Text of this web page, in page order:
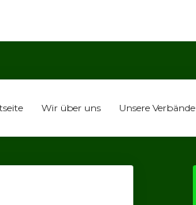
Wir über uns Unsere Verbände